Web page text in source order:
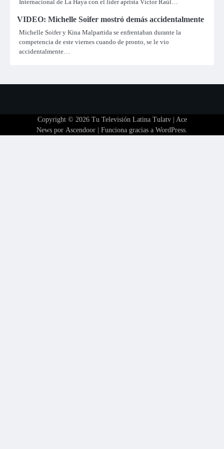
Internacional de La Haya con el líder aprista Víctor Raúl…
VIDEO: Michelle Soifer mostró demás accidentalmente
Michelle Soifer y Kina Malpartida se enfrentaban durante la
competencia de este viernes cuando de pronto, se le vio
accidentalmente…
Copyright © 2026 Tu Televisión Latina Tulatv| Ace
News por Ascendoor | Funciona gracias a WordPress.